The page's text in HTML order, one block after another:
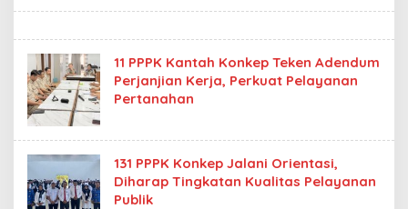
11 PPPK Kantah Konkep Teken Adendum
Perjanjian Kerja, Perkuat Pelayanan
Pertanahan
131 PPPK Konkep Jalani Orientasi,
Diharap Tingkatan Kualitas Pelayanan
Publik